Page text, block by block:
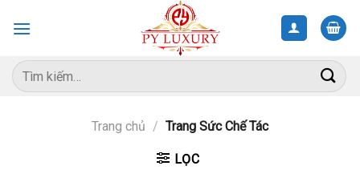
Tìm
kiếm:
Trang chủ / Trang Sức Chế Tác
LỌC